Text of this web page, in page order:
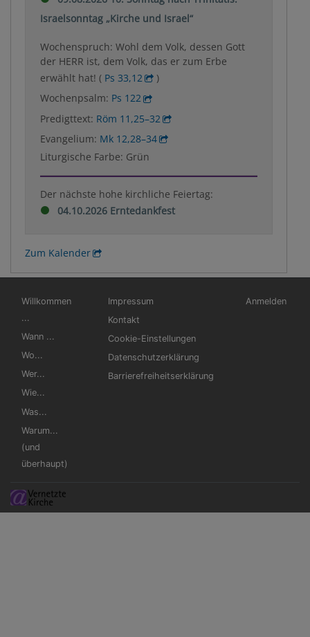
Israelsonntag „Kirche und Israel“
Wochenspruch: Wohl dem Volk, dessen Gott
der HERR ist, dem Volk, das er zum Erbe
erwählt hat! ( Ps 33,12
)
Wochenpsalm: Ps 122
Predigttext: Röm 11,25–32
Evangelium: Mk 12,28–34
Liturgische Farbe: Grün
Der nächste hohe kirchliche Feiertag:
04.10.2026 Erntedankfest
Zum Kalender
Hauptnavigation
Willkommen
...
Wann ...
Wo...
Wer...
Wie...
Was...
Warum...
(und
überhaupt)
Fußbereichsmenü
Impressum
Kontakt
Cookie-Einstellungen
Datenschutzerklärung
Barrierefreiheitserklärung
Anmelden